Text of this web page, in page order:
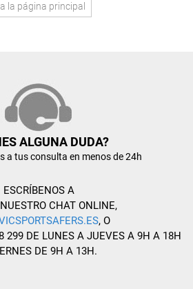
la página principal
ALGUNA DUDA?
a tus consulta en menos de 24h
ESCRÍBENOS A
CHAT ONLINE,
, O
299 DE LUNES A JUEVES A 9H A 18H
DE 9H A 13H.